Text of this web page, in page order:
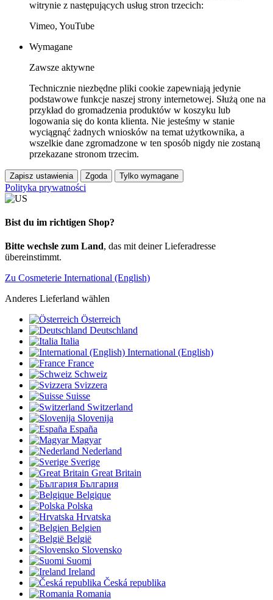
witrynie z następujących usług stron trzecich:
Vimeo, YouTube
Wymagane
Zawsze aktywne
Technicznie niezbędne pliki cookie zapewniają jedynie
podstawowe funkcje naszej strony internetowej. Służą one na
przykład do gromadzenia produktów w koszyku lub
logowania się do konta klienta. Nie jesteśmy w stanie
wyciągnąć żadnych wniosków na temat użytkownika, a
wszelkie dane zgromadzone w ten sposób nigdy nie zostaną
przekazane stronom trzecim.
Zapisz ustawienia Zgoda Tylko wymagane
Polityka prywatności
Bist du im richtigen Shop?
Bitte wechsle zum Land, das mit deiner Lieferadresse
übereinstimmt.
Zu Cosmeterie International (English)
Anderes Lieferland wählen
Österreich
Deutschland
Italia
International (English)
France
Schweiz
Svizzera
Suisse
Switzerland
Slovenija
España
Magyar
Nederland
Sverige
Great Britain
България
Belgique
Polska
Hrvatska
Belgien
België
Slovensko
Suomi
Ireland
Česká republika
Romania